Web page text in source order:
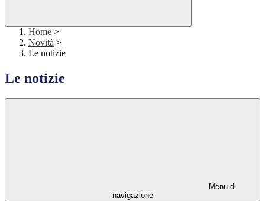
Home >
Novità >
Le notizie
Le notizie
Menu di
navigazione